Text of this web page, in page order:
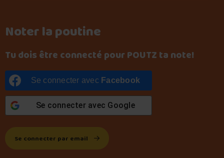
Noter la poutine
Tu dois être connecté pour POUTZ ta note!
Se connecter avec Facebook
Se connecter avec Google
Se connecter par email